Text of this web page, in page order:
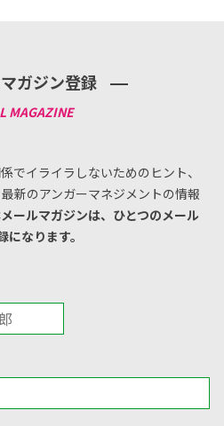
ガジン登録
でイライラしないためのヒント、
最新のアンガーマネジメントの情報
ールマガジンは、ひとつのメール
なります。